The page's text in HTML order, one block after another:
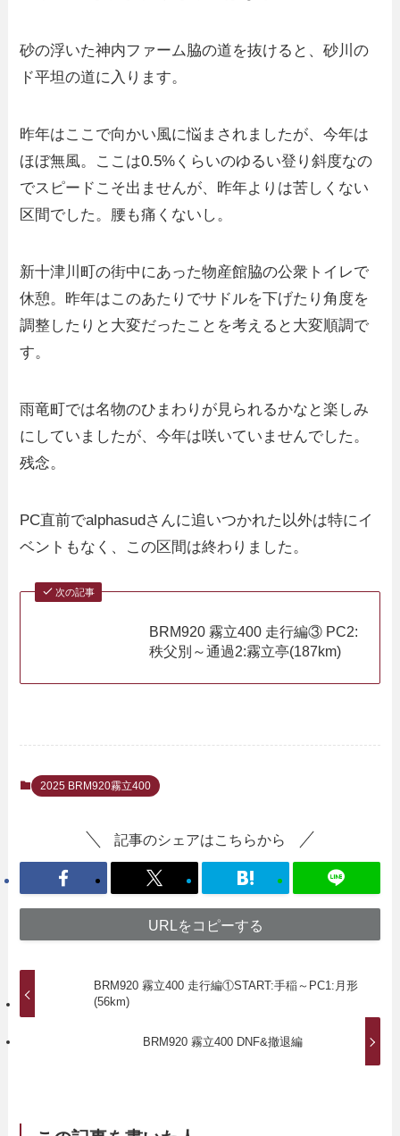
砂の浮いた神内ファーム脇の道を抜けると、砂川の
ド平坦の道に入ります。
昨年はここで向かい風に悩まされましたが、今年は
ほぼ無風。ここは0.5%くらいのゆるい登り斜度なの
でスピードこそ出ませんが、昨年よりは苦しくない
区間でした。腰も痛くないし。
新十津川町の街中にあった物産館脇の公衆トイレで
休憩。昨年はこのあたりでサドルを下げたり角度を
調整したりと大変だったことを考えると大変順調で
す。
雨竜町では名物のひまわりが見られるかなと楽しみ
にしていましたが、今年は咲いていませんでした。
残念。
PC直前でalphasudさんに追いつかれた以外は特にイ
ベントもなく、この区間は終わりました。
次の記事
BRM920 霧立400 走行編③ PC2:
秩父別～通過2:霧立亭(187km)
2025 BRM920霧立400
記事のシェアはこちらから
URLをコピーする
BRM920 霧立400 走行編①START:手稲～PC1:月形
(56km)
BRM920 霧立400 DNF&撤退編